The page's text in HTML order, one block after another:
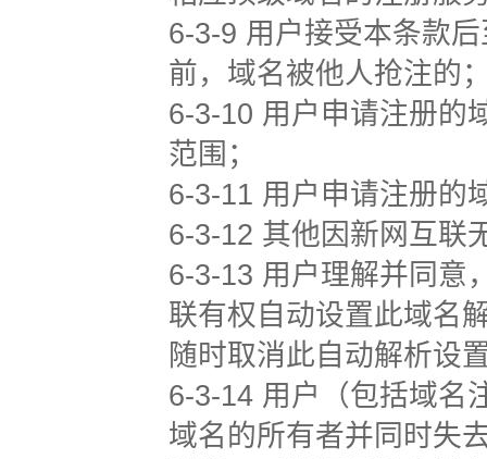
6-3-9 用户接受本条款
前，域名被他人抢注的
6-3-10 用户申请注册的
范围；
6-3-11 用户申请注册的
6-3-12 其他因新网互联
6-3-13 用户理解并同意
联有权自动设置此域名
随时取消此自动解析设
6-3-14 用户（包括域名
域名的所有者并同时失